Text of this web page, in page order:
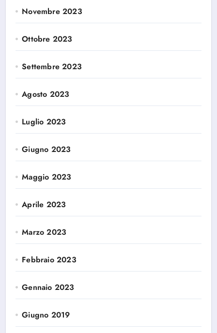
Novembre 2023
Ottobre 2023
Settembre 2023
Agosto 2023
Luglio 2023
Giugno 2023
Maggio 2023
Aprile 2023
Marzo 2023
Febbraio 2023
Gennaio 2023
Giugno 2019